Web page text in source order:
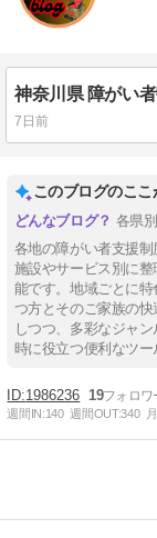
神奈川県 障がい
7日前
このブログのここ
各県
各地の障がい者支援
施設やサービス別に
能です。地域ごとに
つ方とそのご家族の
しつつ、多彩なジャ
時に役立つ便利なツー
1986236 19
週間IN:140 週間OUT:340